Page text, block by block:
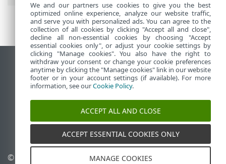
Ver sitio del escritorio
End of Life
Base de conocimiento de ESET
Foro de ESET
ESET Status Portal
Soporte regional
© 1992 - 2025 ESET, spol. s
Administrar perfiles
We and our partners use cookies to give you the best
optimized online experience, analyze our website traffic,
and serve you with personalized ads. You can agree to the
collection of all cookies by clicking "Accept all and close",
decline all non-essential cookies by choosing "Accept
essential cookies only", or adjust your cookie settings by
clicking "Manage cookies". You also have the right to
withdraw your consent or change your cookie preferences
anytime by clicking the "Manage cookies" link in our website
footer or in your account settings (if available). For more
information, see ourCookie Policy.
ACCEPT ALL AND CLOSE
ACCEPT ESSENTIAL COOKIES ONLY
MANAGE COOKIES